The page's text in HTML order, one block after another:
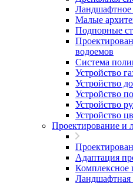
Ландшафтное
Малые
Подпорные
водоемов
Система
Устройство
Устройство
Устройство
Устройство
Устройство
Проектирование и
Адаптация
Комплексное
Ландшафтная